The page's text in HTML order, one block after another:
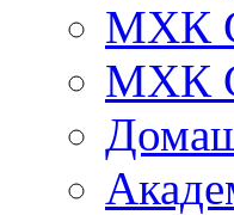
МХК
МХК